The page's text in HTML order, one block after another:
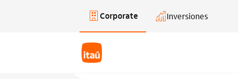
Saltar al contenido principalCorporate Inversiones